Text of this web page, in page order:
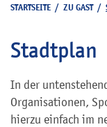
STARTSEITE / ZU GAST/
Stadtplan
In der
Organisationen,
hierzu einfach im